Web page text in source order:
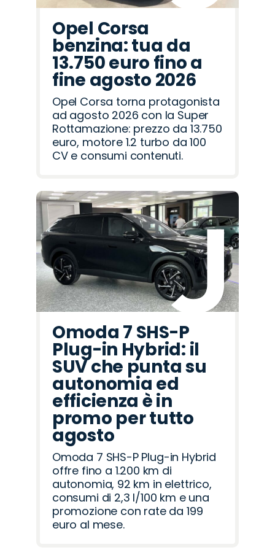
Opel Corsa
benzina: tua da
13.750 euro fino a
fine agosto 2026
Opel Corsa torna protagonista
ad agosto 2026 con la Super
Rottamazione: prezzo da 13.750
euro, motore 1.2 turbo da 100
CV e consumi contenuti.
Omoda 7 SHS-P
Plug-in Hybrid: il
SUV che punta su
autonomia ed
efficienza è in
promo per tutto
agosto
Omoda 7 SHS-P Plug-in Hybrid
offre fino a 1.200 km di
autonomia, 92 km in elettrico,
consumi di 2,3 l/100 km e una
promozione con rate da 199
euro al mese.